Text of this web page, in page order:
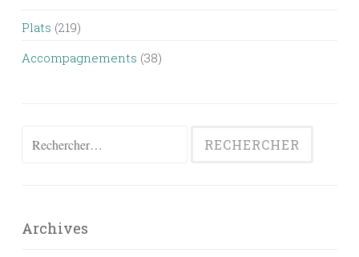
Plats (219)
Accompagnements (38)
Rechercher :
Archives